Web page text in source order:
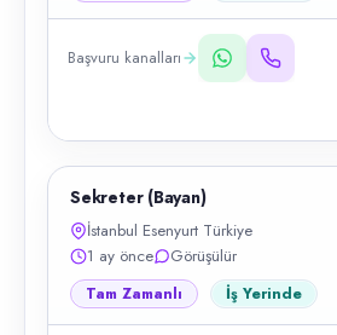
Başvuru kanalları
Sekreter (Bayan)
İstanbul Esenyurt Türkiye
1 ay önce
Görüşülür
Tam Zamanlı İş Yerinde